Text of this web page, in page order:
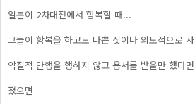
일본이 2차대전에서 항복할 때...
그들이 항복을 하고도 나쁜 짓이나 의도적으로
악질적 만행을 행하지 않고 용서를 받을만 했다
졌으면